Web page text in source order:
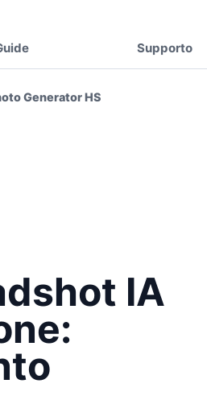
Supporto
Generator HS
IA